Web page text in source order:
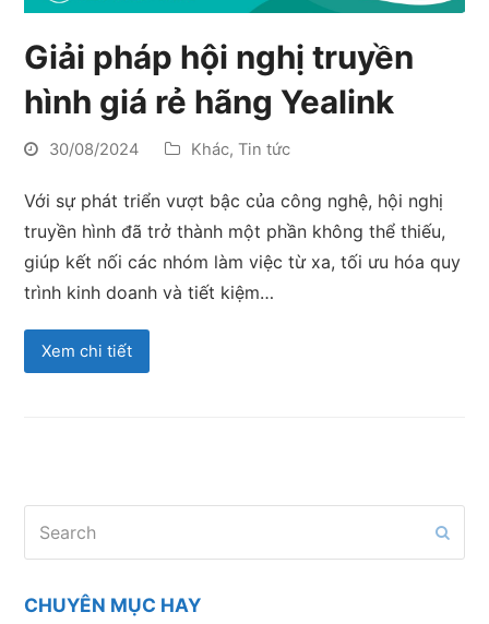
Giải pháp hội nghị truyền
hình giá rẻ hãng Yealink
30/08/2024 Khác,Tin tức
Với sự phát triển vượt bậc của công nghệ, hội nghị
truyền hình đã trở thành một phần không thể thiếu,
giúp kết nối các nhóm làm việc từ xa, tối ưu hóa quy
trình kinh doanh và tiết kiệm…
Xem chi tiết
CHUYÊN MỤC HAY